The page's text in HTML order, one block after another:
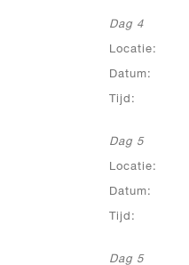
Dag 4
Locatie:
Datum:
Tijd:
Dag 5
Locatie:
Datum:
Tijd:
Dag 5